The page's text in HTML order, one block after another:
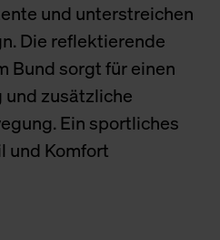
und unterstreichen
Die reflektierende
Bund sorgt für einen
zusätzliche
Ein sportliches
und Komfort